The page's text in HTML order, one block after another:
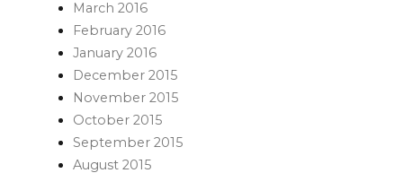
March 2016
February 2016
January 2016
December 2015
November 2015
October 2015
September 2015
August 2015